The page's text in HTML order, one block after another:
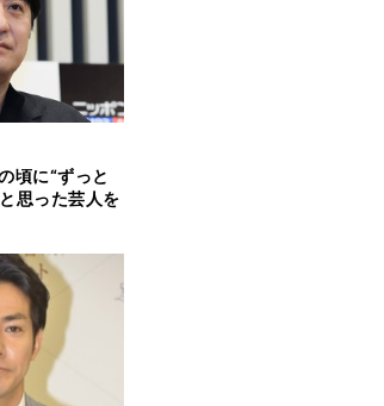
頃に“ずっと
思った芸人を